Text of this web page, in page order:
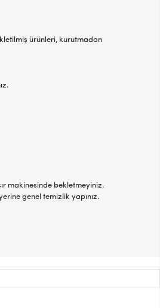
ürünleri, kurutmadan
makinesinde bekletmeyiniz.
genel temizlik yapınız.